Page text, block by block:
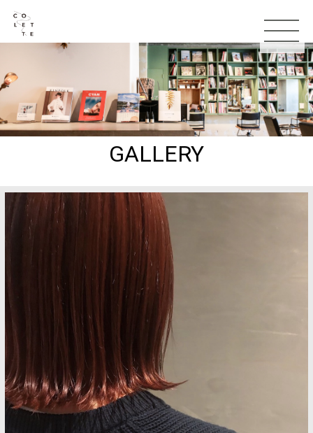
お知らせ
メニュー
ヘアギャラリー
プロダクト
アクセス
採用情報
GALLERY